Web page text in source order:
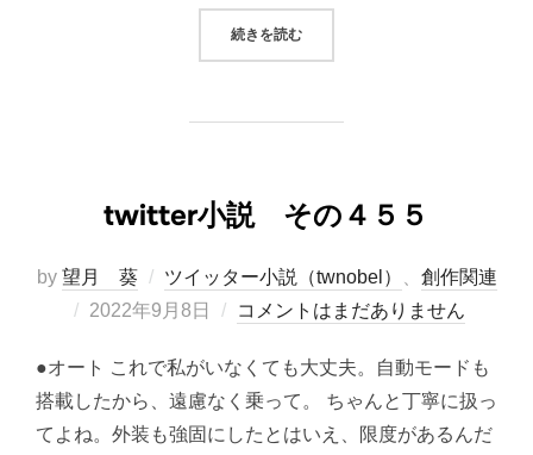
続きを読む“TWITTER小説 その４５６”
twitter小説 その４５５
by 望月 葵 ツイッター小説（twnobel）
創作関連
投
日:
2022年9月8日 コメントはまだありません
●オート これで私がいなくても大丈夫。自動モードも
搭載したから、遠慮なく乗って。 ちゃんと丁寧に扱っ
てよね。外装も強固にしたとはいえ、限度があるんだ